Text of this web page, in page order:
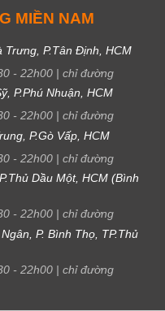
MIỀN NAM
Trưng, P.Tân Định, HCM
- 22h00 | chỉ đường
P.Phú Nhuận, HCM
- 22h00 | chỉ đường
P.Gò Vấp, HCM
- 22h00 | chỉ đường
Dầu Một, HCM (Bình
- 22h00 | chỉ đường
P. Bình Thọ, TP.Thủ
- 22h00 | chỉ đường